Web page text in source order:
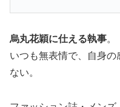
烏丸花穎に仕える執事。
いつも無表情で、自身
ない。